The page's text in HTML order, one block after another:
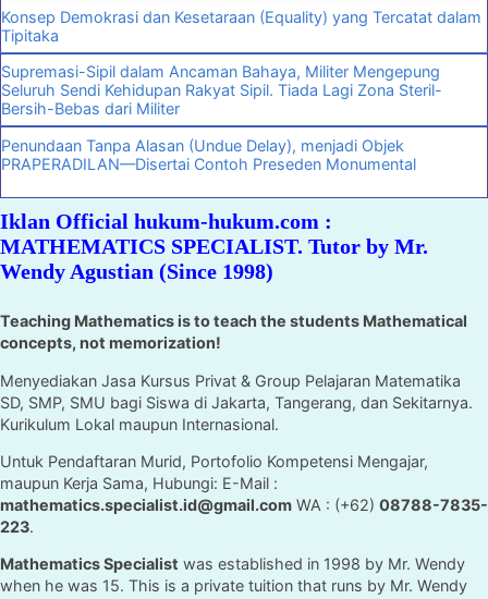
Konsep Demokrasi dan Kesetaraan (Equality) yang Tercatat dalam
Tipitaka
Supremasi-Sipil dalam Ancaman Bahaya, Militer Mengepung
Seluruh Sendi Kehidupan Rakyat Sipil. Tiada Lagi Zona Steril-
Bersih-Bebas dari Militer
Penundaan Tanpa Alasan (Undue Delay), menjadi Objek
PRAPERADILAN—Disertai Contoh Preseden Monumental
Iklan Official hukum-hukum.com :
MATHEMATICS SPECIALIST. Tutor by Mr.
Wendy Agustian (Since 1998)
Teaching Mathematics is to teach the students Mathematical
concepts, not memorization!
Menyediakan Jasa Kursus Privat & Group Pelajaran Matematika
SD, SMP, SMU bagi Siswa di Jakarta, Tangerang, dan Sekitarnya.
Kurikulum Lokal maupun Internasional.
Untuk Pendaftaran Murid, Portofolio Kompetensi Mengajar,
maupun Kerja Sama, Hubungi: E-Mail :
mathematics.specialist.id@gmail.com WA : (+62) 08788-7835-
223.
Mathematics Specialist was established in 1998 by Mr. Wendy
when he was 15. This is a private tuition that runs by Mr. Wendy